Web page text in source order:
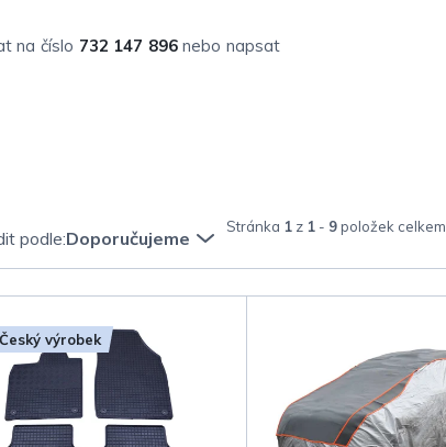
na číslo 732 147 896nebo napsat
Stránka 1 z 1 - 9položek celkem
podle:Doporučujeme
Český výrobek